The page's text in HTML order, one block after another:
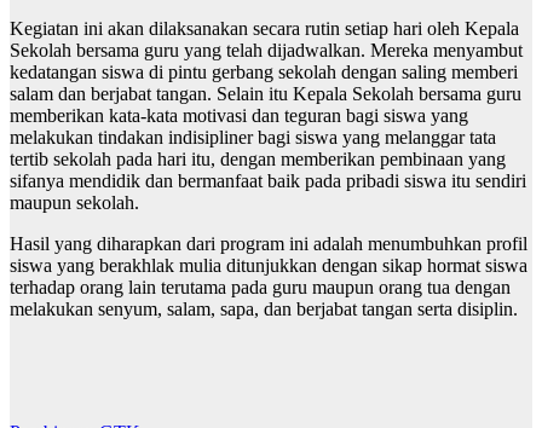
Kegiatan ini akan dilaksanakan secara rutin setiap hari oleh Kepala
Sekolah bersama guru yang telah dijadwalkan. Mereka menyambut
kedatangan siswa di pintu gerbang sekolah dengan saling memberi
salam dan berjabat tangan. Selain itu Kepala Sekolah bersama guru
memberikan kata-kata motivasi dan teguran bagi siswa yang
melakukan tindakan indisipliner bagi siswa yang melanggar tata
tertib sekolah pada hari itu, dengan memberikan pembinaan yang
sifanya mendidik dan bermanfaat baik pada pribadi siswa itu sendiri
maupun sekolah.
Hasil yang diharapkan dari program ini adalah menumbuhkan profil
siswa yang berakhlak mulia ditunjukkan dengan sikap hormat siswa
terhadap orang lain terutama pada guru maupun orang tua dengan
melakukan senyum, salam, sapa, dan berjabat tangan serta disiplin.